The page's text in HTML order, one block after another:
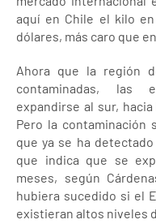
aquí en Chile el kilo
dólares, más caro que
Ahora que la región
contaminadas, las
expandirse al sur,
Pero la contaminación
que ya se ha
que indica que se
meses, según
hubiera sucedido si el
existieran altos niveles